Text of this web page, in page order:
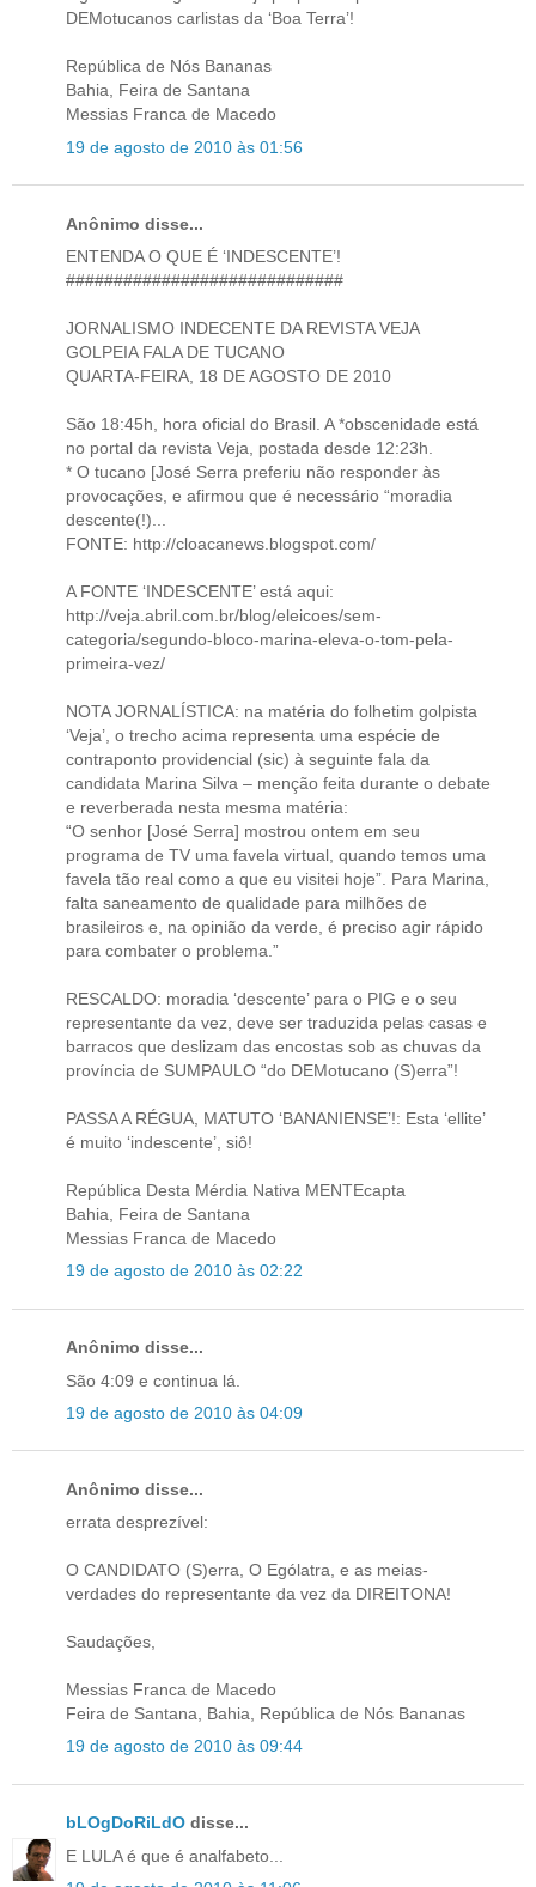
DEMotucanos carlistas da ‘Boa Terra’!
República de Nós Bananas
Bahia, Feira de Santana
Messias Franca de Macedo
19 de agosto de 2010 às 01:56
Anônimo disse...
ENTENDA O QUE É ‘INDESCENTE’!
#############################
JORNALISMO INDECENTE DA REVISTA VEJA
GOLPEIA FALA DE TUCANO
QUARTA-FEIRA, 18 DE AGOSTO DE 2010
São 18:45h, hora oficial do Brasil. A *obscenidade está
no portal da revista Veja, postada desde 12:23h.
* O tucano [José Serra preferiu não responder às
provocações, e afirmou que é necessário “moradia
descente(!)...
FONTE: http://cloacanews.blogspot.com/
A FONTE ‘INDESCENTE’ está aqui:
http://veja.abril.com.br/blog/eleicoes/sem-
categoria/segundo-bloco-marina-eleva-o-tom-pela-
primeira-vez/
NOTA JORNALÍSTICA: na matéria do folhetim golpista
‘Veja’, o trecho acima representa uma espécie de
contraponto providencial (sic) à seguinte fala da
candidata Marina Silva – menção feita durante o debate
e reverberada nesta mesma matéria:
“O senhor [José Serra] mostrou ontem em seu
programa de TV uma favela virtual, quando temos uma
favela tão real como a que eu visitei hoje”. Para Marina,
falta saneamento de qualidade para milhões de
brasileiros e, na opinião da verde, é preciso agir rápido
para combater o problema.”
RESCALDO: moradia ‘descente’ para o PIG e o seu
representante da vez, deve ser traduzida pelas casas e
barracos que deslizam das encostas sob as chuvas da
província de SUMPAULO “do DEMotucano (S)erra”!
PASSA A RÉGUA, MATUTO ‘BANANIENSE’!: Esta ‘ellite’
é muito ‘indescente’, siô!
República Desta Mérdia Nativa MENTEcapta
Bahia, Feira de Santana
Messias Franca de Macedo
19 de agosto de 2010 às 02:22
Anônimo disse...
São 4:09 e continua lá.
19 de agosto de 2010 às 04:09
Anônimo disse...
errata desprezível:
O CANDIDATO (S)erra, O Ególatra, e as meias-
verdades do representante da vez da DIREITONA!
Saudações,
Messias Franca de Macedo
Feira de Santana, Bahia, República de Nós Bananas
19 de agosto de 2010 às 09:44
bLOgDoRiLdO disse...
E LULA é que é analfabeto...